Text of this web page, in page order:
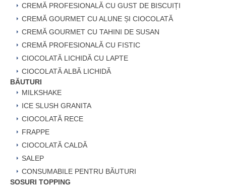
CREMĂ PROFESIONALĂ CU GUST DE BISCUIȚI
CREMĂ GOURMET CU ALUNE ȘI CIOCOLATĂ
CREMĂ GOURMET CU TAHINI DE SUSAN
CREMĂ PROFESIONALĂ CU FISTIC
CIOCOLATĂ LICHIDĂ CU LAPTE
CIOCOLATĂ ALBĂ LICHIDĂ
BĂUTURI
MILKSHAKE
ICE SLUSH GRANITA
CIOCOLATĂ RECE
FRAPPE
CIOCOLATĂ CALDĂ
SALEP
CONSUMABILE PENTRU BĂUTURI
SOSURI TOPPING